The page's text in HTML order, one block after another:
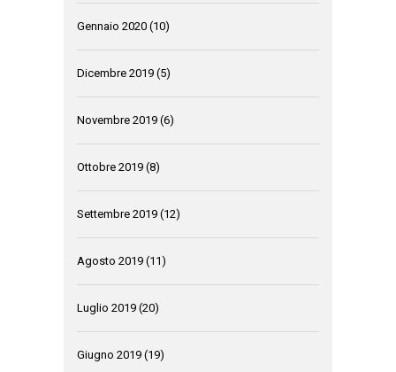
Gennaio 2020 (10)
Dicembre 2019 (5)
Novembre 2019 (6)
Ottobre 2019 (8)
Settembre 2019 (12)
Agosto 2019 (11)
Luglio 2019 (20)
Giugno 2019 (19)